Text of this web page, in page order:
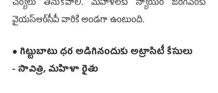
చ‌ర్య‌లు తీసుకోవాలి. మ‌హిళ‌ల‌కు న్యాయం జ‌రిగేవ‌ర‌కు
వైయ‌స్ఆర్‌సీపీ వారికి అండ‌గా ఉంటుంది.
● గిట్టుబాటు ధ‌ర అడిగినందుకు అట్రాసిటీ కేసులు
- సావిత్రి, మ‌హిళా రైతు